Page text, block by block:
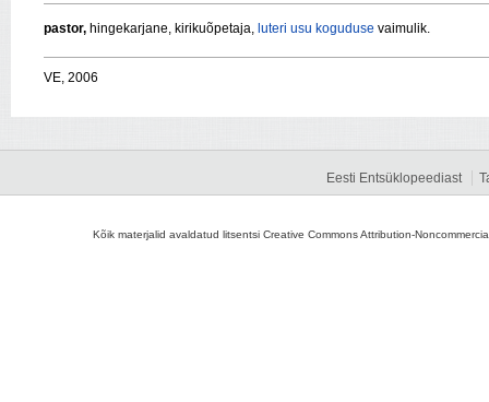
pastor, hingekarjane, kirikuõpetaja, luteri usu koguduse vaimulik.
VE, 2006
Eesti Entsüklopeediast
Kõik materjalid avaldatud litsentsi Creative Commons Attribution-